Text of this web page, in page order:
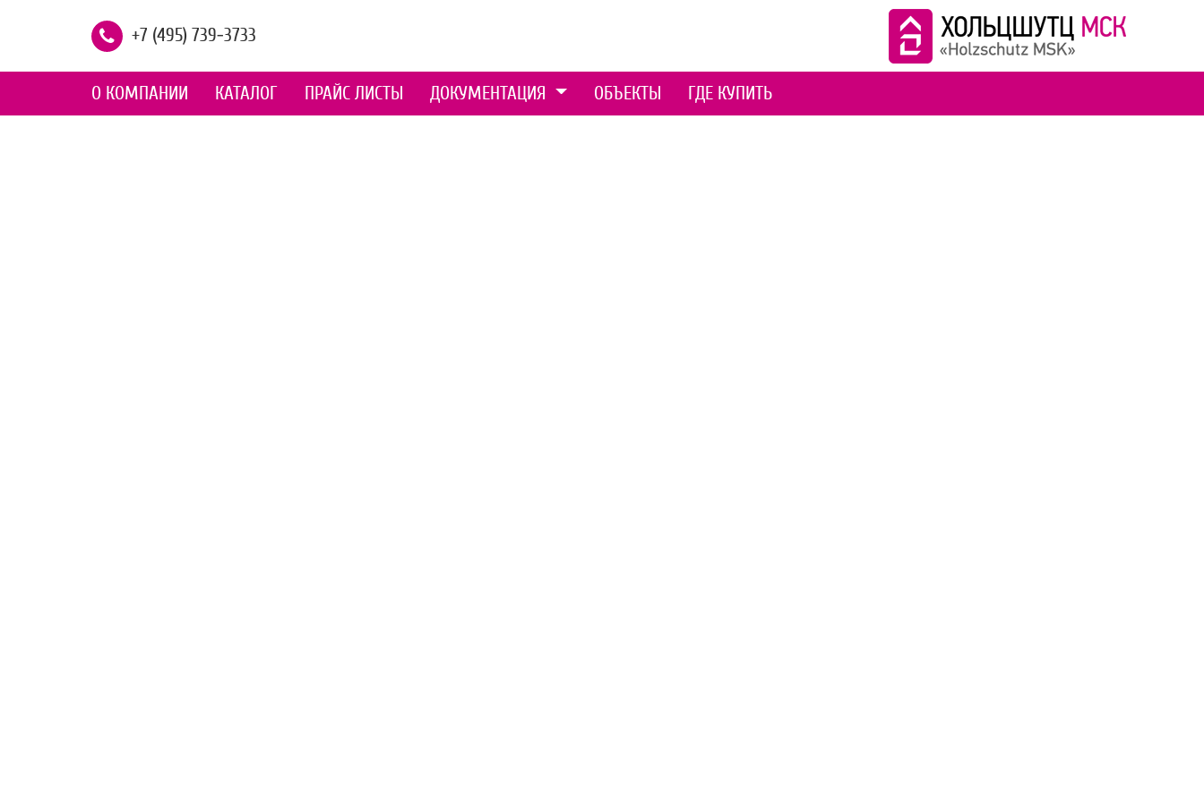
+7 (495) 739-3733
О КОМПАНИИ КАТАЛОГ ПРАЙС ЛИСТЫ ДОКУМЕНТАЦИЯ ОБЪЕКТЫ ГДЕ КУПИТЬ